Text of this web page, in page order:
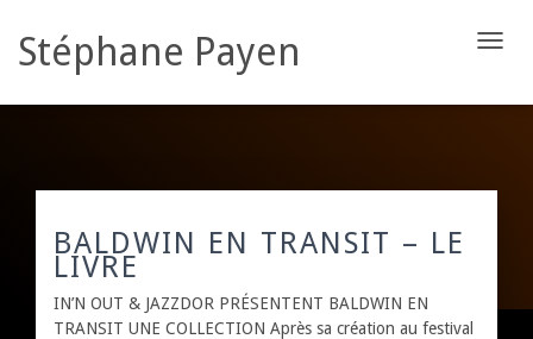
Stéphane Payen
BALDWIN EN TRANSIT – LE
LIVRE
IN’N OUT & JAZZDOR PRÉSENTENT BALDWIN EN
TRANSIT UNE COLLECTION Après sa création au festival